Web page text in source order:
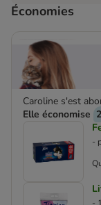
Économies
Caroline s'est
Elle économise
-